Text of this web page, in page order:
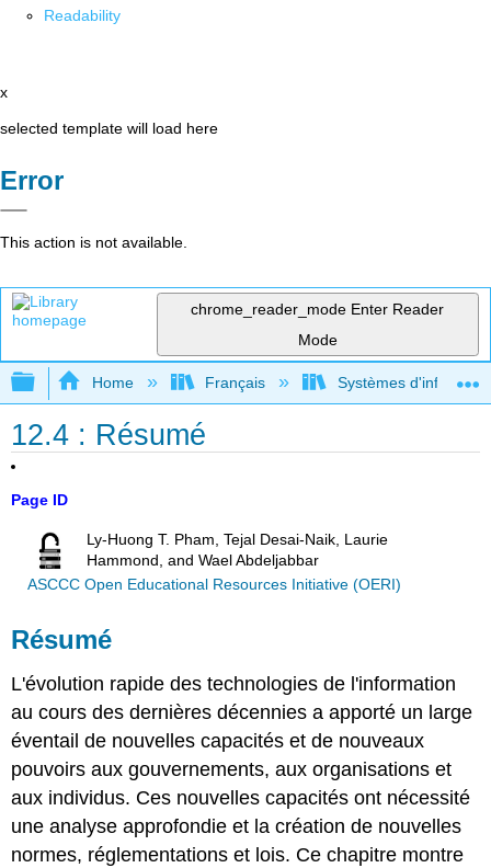
Readability
x
selected template will load here
Error
This action is not available.
chrome_reader_mode Enter Reader
Mode
Expand/collapse global hierarchy
Home Français Systèmes
12.4 : Résumé
Page ID
Ly-Huong T. Pham, Tejal Desai-Naik, Laurie
Hammond, and Wael Abdeljabbar
ASCCC Open Educational Resources Initiative (OERI)
Résumé
L'évolution rapide des technologies de l'information
au cours des dernières décennies a apporté un large
éventail de nouvelles capacités et de nouveaux
pouvoirs aux gouvernements, aux organisations et
aux individus. Ces nouvelles capacités ont nécessité
une analyse approfondie et la création de nouvelles
normes, réglementations et lois. Ce chapitre montre